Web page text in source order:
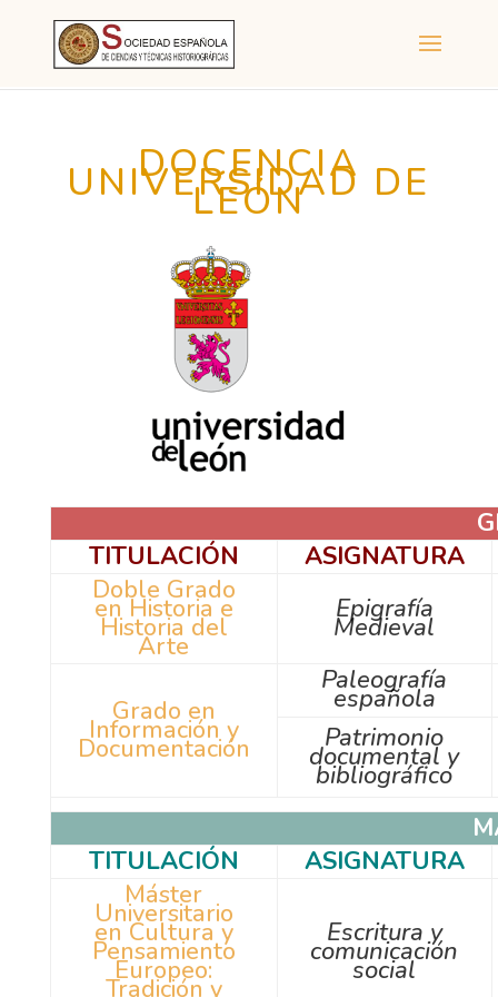
DOCENCIA
UNIVERSIDAD DE
LEÓN
TITULACIÓN
ASIGNATURA
Doble Grado
en Historia e
Historia del
Arte
Epigrafía
Medieval
Grado en
Información y
Documentación
Paleografía
española
Patrimonio
documental y
bibliográfico
TITULACIÓN
ASIGNATURA
Máster
Universitario
en Cultura y
Pensamiento
Europeo:
Tradición y
Escritura y
comunicación
social